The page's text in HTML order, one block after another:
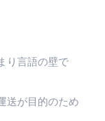
り言語の壁で
送が目的のため